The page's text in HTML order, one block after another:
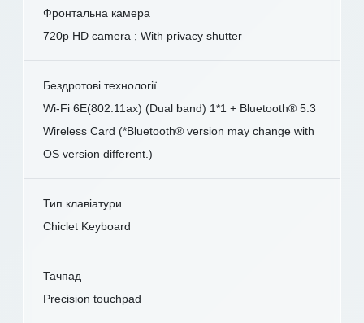
Фронтальна камера
720p HD camera ; With privacy shutter
Бездротові технології
Wi-Fi 6E(802.11ax) (Dual band) 1*1 + Bluetooth® 5.3
Wireless Card (*Bluetooth® version may change with
OS version different.)
Тип клавіатури
Chiclet Keyboard
Тачпад
Precision touchpad